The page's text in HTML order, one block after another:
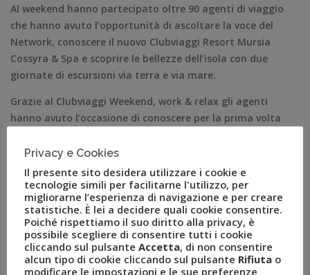
Al weekend hanno partecipato oltre 90 agenti di viaggio
che hanno avuto l’opportunità di ascoltare la voce del
Network, conoscere il nuovo Clubviaggi Resort Mursia
Cossyra & Spa e scoprire le bellezze dell’isola con due
giornate di escursioni via terra e via mare.
Grazie al Clubviaggi Weekend, work & relax gli agenti
hanno avuto l’occasione di conoscere per la prima volta
format consolidato dei Clubviaggi World Resort.
Attenzione minuziosa per i dettagli, ottimo cibo a
kilometro zero, sport e intrattenimento top.
L’evento ha rappresentato una tappa importante del tour
realizzato da Clubviaggi negli ultimi mesi in 15 regioni
italiane. Oltre 1200 agenzie hanno avuto l’opportunità di
aggiornarsi e confrontarsi con il Network, sui nuovi
Privacy e Cookies
Il presente sito desidera utilizzare i cookie e
tecnologie simili per facilitarne l'utilizzo, per
migliorarne l’esperienza di navigazione e per creare
statistiche. È lei a decidere quali cookie consentire.
Poiché rispettiamo il suo diritto alla privacy, è
possibile scegliere di consentire tutti i cookie
cliccando sul pulsante Accetta, di non consentire
alcun tipo di cookie cliccando sul pulsante Rifiuta o
modificare le impostazioni e le sue preferenze